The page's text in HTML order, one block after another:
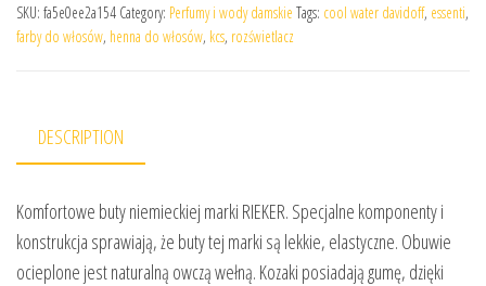
SKU: fa5e0ee2a154 Category: Perfumy i wody damskie Tags: cool water davidoff, essenti,
farby do włosów, henna do włosów, kcs, rozświetlacz
DESCRIPTION
Komfortowe buty niemieckiej marki RIEKER. Specjalne komponenty i
konstrukcja sprawiają, że buty tej marki są lekkie, elastyczne. Obuwie
ocieplone jest naturalną owczą wełną. Kozaki posiadają gumę, dzięki